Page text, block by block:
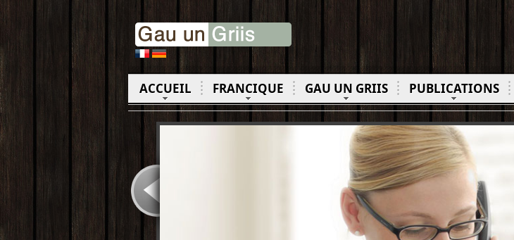
ACCUEIL FRANCIQUE GAU UN GRIIS PUBLICATIONS